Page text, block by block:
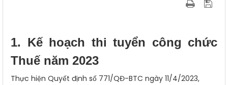
1. Kế hoạch thi tuyển công chức
Thuế năm 2023
Thực hiện Quyết định số 771/QĐ-BTC ngày 11/4/2023,